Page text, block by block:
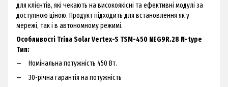
для клієнтів, які чекають на високоякісні та ефективні модулі за
доступною ціною. Продукт підходить для встановлення як у
мережі, так і в автономному режимі.
Особливості Trina Solar Vertex-S TSM-450 NEG9R.28 N-type
Тип:
Номінальна потужність 450 Вт.
30-річна гарантія на потужність